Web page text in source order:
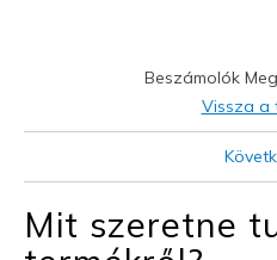
when you need a dark shoe
Beszámolók
Vissza a
Mit szeretne